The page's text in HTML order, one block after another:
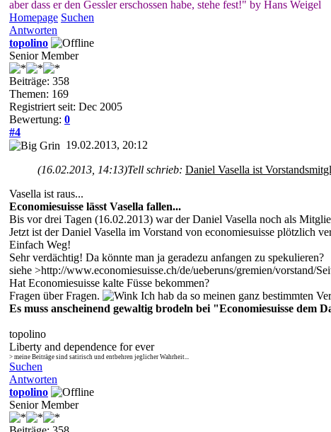
aber dass er den Gessler erschossen habe, stehe fest!" by Hans Weigel
Homepage Suchen
Antworten
topolino
Senior Member
Beiträge: 358
Themen: 169
Registriert seit: Dec 2005
Bewertung: 0
#4
19.02.2013, 20:12
(16.02.2013, 14:13)Tell schrieb: Daniel Vasella ist
Vasella ist raus...
Economiesuisse lässt Vasella fallen...
Bis vor drei Tagen (16.02.2013) war der Daniel Vasella noch als
Jetzt ist der Daniel Vasella im Vorstand von economiesuisse plötzlich
Einfach Weg!
Sehr verdächtig! Da könnte man ja geradezu anfangen zu spekulieren?
siehe >http://www.economiesuisse.ch/de/ueberuns/gremien/vorstand/
Hat Economiesuisse kalte Füsse bekommen?
Fragen über Fragen.
Ich hab da so meinen ganz bestimmten
Es muss anscheinend gewaltig brodeln bei "Economiesuisse dem
topolino
Liberty and dependence for ever
> meine Beiträge sind satirisch und entbehren jeglicher Wahrheit...
Suchen
Antworten
topolino
Senior Member